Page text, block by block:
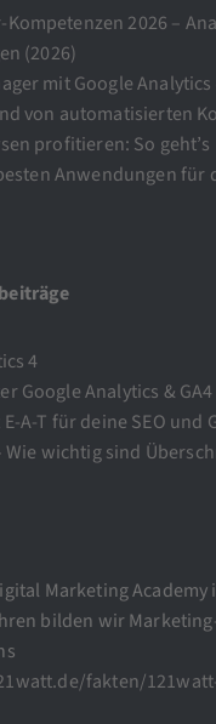
Kompetenzen 2026 –
(2026)
mit Google Analytics
von automatisierten
profitieren: So geht’s
Anwendungen für
4
Google Analytics & GA4
A-T für deine SEO und
Wie wichtig sind
Marketing Academy
bilden wir
fakten/